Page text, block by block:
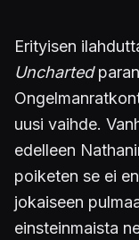
Erityisen
Uncharted
uusi vaihde.
edelleen
poiketen se ei
jokaiseen
einsteinmaista